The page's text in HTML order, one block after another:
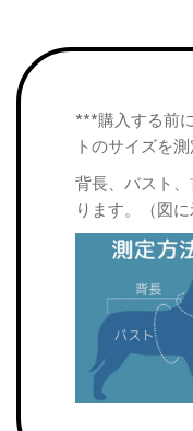
***購入する前
トのサイズを
背長、バスト
ります。（図